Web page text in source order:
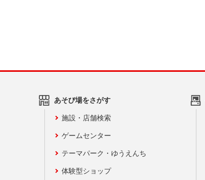
あそび場をさがす
施設・店舗検索
ゲームセンター
テーマパーク・ゆうえんち
体験型ショップ